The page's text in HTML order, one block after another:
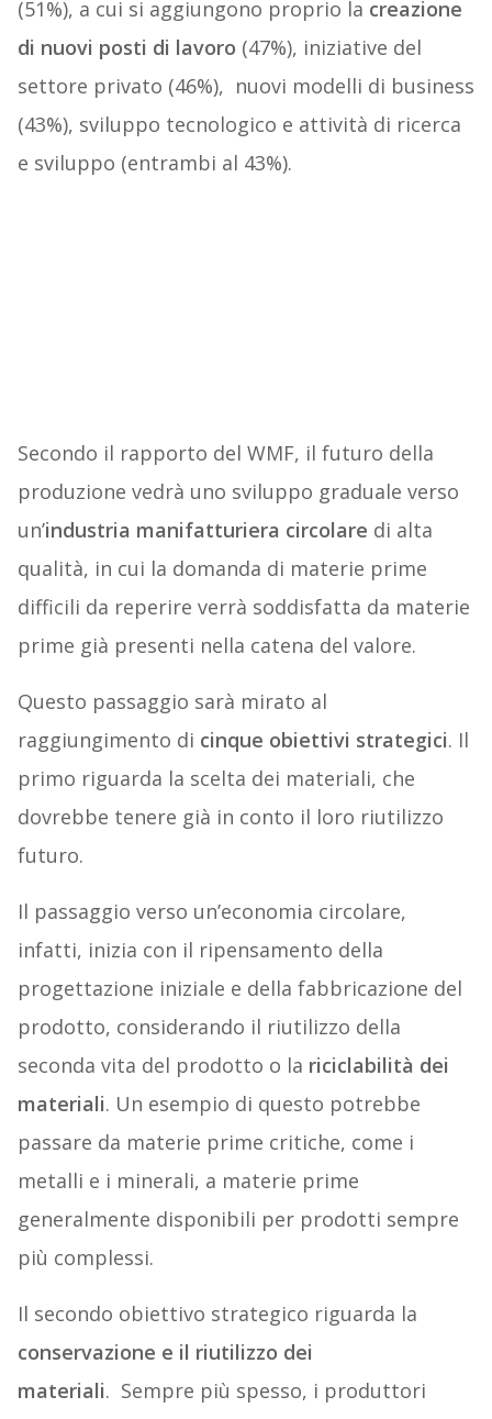
(51%), a cui si aggiungono proprio la creazione
di nuovi posti di lavoro (47%), iniziative del
settore privato (46%), nuovi modelli di business
(43%), sviluppo tecnologico e attività di ricerca
e sviluppo (entrambi al 43%).
Secondo il rapporto del WMF, il futuro della
produzione vedrà uno sviluppo graduale verso
un’industria manifatturiera circolare di alta
qualità, in cui la domanda di materie prime
difficili da reperire verrà soddisfatta da materie
prime già presenti nella catena del valore.
Questo passaggio sarà mirato al
raggiungimento di cinque obiettivi strategici. Il
primo riguarda la scelta dei materiali, che
dovrebbe tenere già in conto il loro riutilizzo
futuro.
Il passaggio verso un’economia circolare,
infatti, inizia con il ripensamento della
progettazione iniziale e della fabbricazione del
prodotto, considerando il riutilizzo della
seconda vita del prodotto o la riciclabilità dei
materiali. Un esempio di questo potrebbe
passare da materie prime critiche, come i
metalli e i minerali, a materie prime
generalmente disponibili per prodotti sempre
più complessi.
Il secondo obiettivo strategico riguarda la
conservazione e il riutilizzo dei
materiali. Sempre più spesso, i produttori